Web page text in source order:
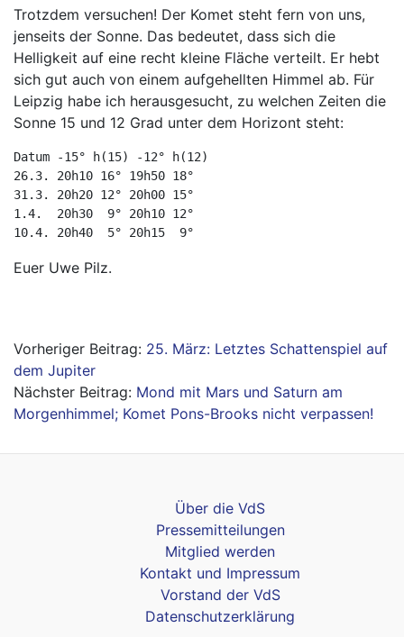
Trotzdem versuchen! Der Komet steht fern von uns,
jenseits der Sonne. Das bedeutet, dass sich die
Helligkeit auf eine recht kleine Fläche verteilt. Er hebt
sich gut auch von einem aufgehellten Himmel ab. Für
Leipzig habe ich herausgesucht, zu welchen Zeiten die
Sonne 15 und 12 Grad unter dem Horizont steht:
Datum -15° h(15) -12° h(12)
26.3. 20h10 16° 19h50 18°
31.3. 20h20 12° 20h00 15°
1.4.  20h30  9° 20h10 12°
10.4. 20h40  5° 20h15  9°
Euer Uwe Pilz.
Beitragsnavigation25. März: Letztes Schattenspiel auf
dem Jupiter
Mond mit Mars und Saturn am
Morgenhimmel; Komet Pons-Brooks nicht verpassen!
Über die VdS
Pressemitteilungen
Mitglied werden
Kontakt und Impressum
Vorstand der VdS
Datenschutzerklärung